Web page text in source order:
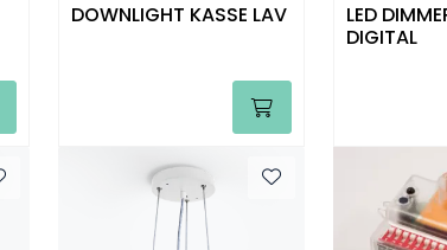
DOWNLIGHT KASSE LAV
LED
DIGITAL